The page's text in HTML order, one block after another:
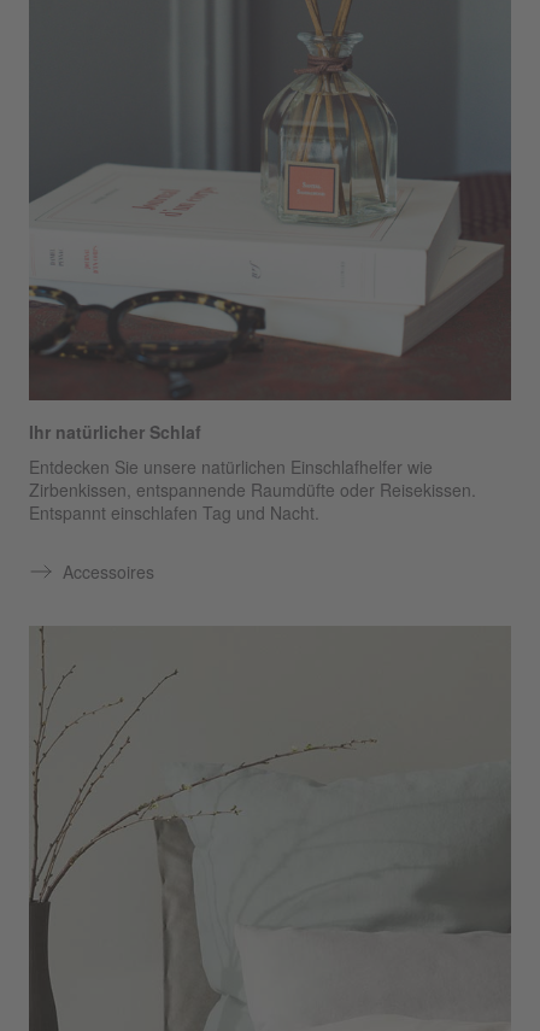
Ihr natürlicher Schlaf
Entdecken Sie unsere natürlichen Einschlafhelfer wie
Zirbenkissen, entspannende Raumdüfte oder Reisekissen.
Entspannt einschlafen Tag und Nacht.
Accessoires